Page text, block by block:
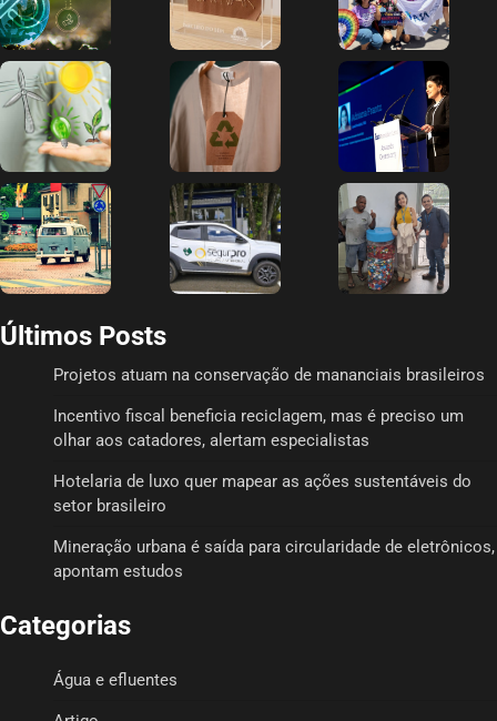
Últimos Posts
Projetos atuam na conservação de mananciais brasileiros
Incentivo fiscal beneficia reciclagem, mas é preciso um
olhar aos catadores, alertam especialistas
Hotelaria de luxo quer mapear as ações sustentáveis do
setor brasileiro
Mineração urbana é saída para circularidade de eletrônicos,
apontam estudos
Categorias
Água e efluentes